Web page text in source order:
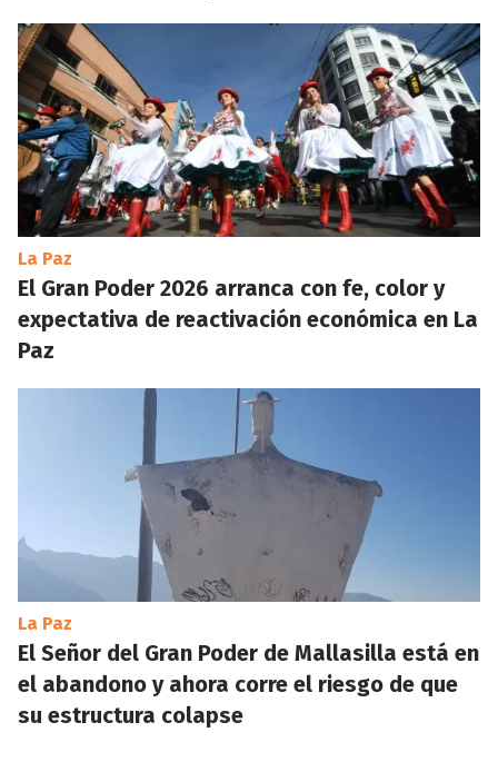
La Paz
El Gran Poder 2026 arranca con fe, color y
expectativa de reactivación económica en La
Paz
La Paz
El Señor del Gran Poder de Mallasilla está en
el abandono y ahora corre el riesgo de que
su estructura colapse